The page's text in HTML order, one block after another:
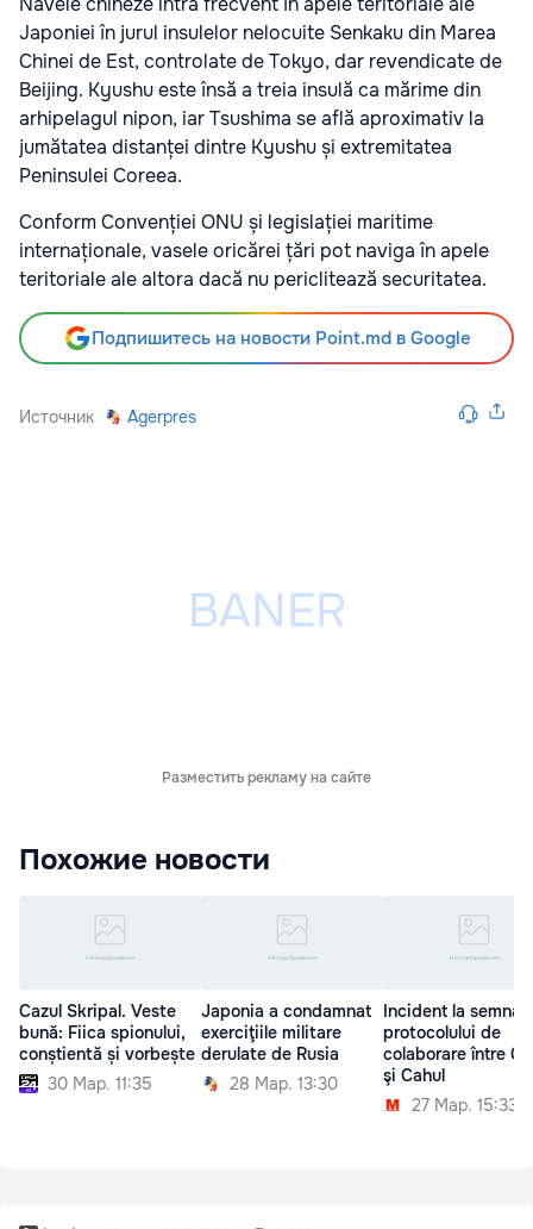
Japoniei în jurul insulelor nelocuite Senkaku din Marea
Chinei de Est, controlate de Tokyo, dar revendicate de
Beijing. Kyushu este însă a treia insulă ca mărime din
arhipelagul nipon, iar Tsushima se află aproximativ la
jumătatea distanței dintre Kyushu și extremitatea
Peninsulei Coreea.
Conform Convenției ONU și legislației maritime
internaționale, vasele oricărei țări pot naviga în apele
teritoriale ale altora dacă nu periclitează securitatea.
Подпишитесь на новости Point.md в Google
Источник Agerpres
Разместить рекламу на сайте
Похожие новости
Cazul Skripal. Veste
bună: Fiica spionului,
conștientă și vorbește
30 Мар. 11:35
Japonia a condamnat
exerciţiile militare
derulate de Rusia
28 Мар. 13:30
Incident la
protocolului de
colaborare între
şi Cahul
27 Мар. 15:33